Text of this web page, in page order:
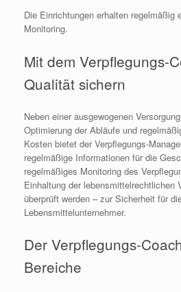
Die Einrichtungen erhalten regelmäßig
Monitoring.
Mit dem Verpflegungs-
Qualität sichern
Neben einer ausgewogenen
Optimierung der Abläufe und
Kosten bietet der Verpflegungs-
regelmäßige Informationen für die
regelmäßiges Monitoring des
Einhaltung der lebensmittelrechtlichen
überprüft werden – zur Sicherheit für
Lebensmittelunternehmer.
Der Verpflegungs-
Bereiche